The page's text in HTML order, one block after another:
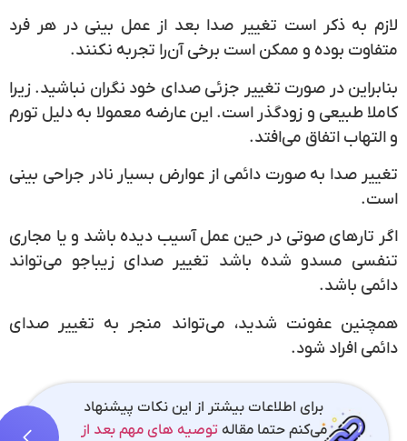
لازم به ذکر است تغییر صدا بعد از عمل بینی در هر فرد
متفاوت بوده و ممکن است برخی آن‌را تجربه نکنند.
بنابراین در صورت تغییر جزئی صدای خود نگران نباشید. زیرا
کاملا طبیعی و زودگذر است. این عارضه معمولا به دلیل تورم
و التهاب اتفاق می‌افتد.
تغییر صدا به صورت دائمی از عوارض بسیار نادر جراحی بینی
است.
اگر تارهای صوتی در حین عمل آسیب دیده باشد و یا مجاری
تنفسی مسدو شده باشد تغییر صدای زیباجو می‌تواند
دائمی باشد.
همچنین عفونت شدید، می‌تواند منجر به تغییر صدای
دائمی افراد شود.
برای اطلاعات بیشتر از این نکات پیشنهاد
می‌کنم حتما مقالهتوصیه های مهم بعد از